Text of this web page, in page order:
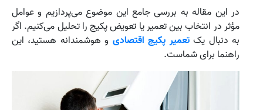
در این مقاله به بررسی جامع این موضوع می‌پردازیم و عوامل
مؤثر در انتخاب بین تعمیر یا تعویض پکیج را تحلیل می‌کنیم. اگر
به دنبال یکتعمیر پکیج اقتصادی و هوشمندانه هستید، این
راهنما برای شماست.